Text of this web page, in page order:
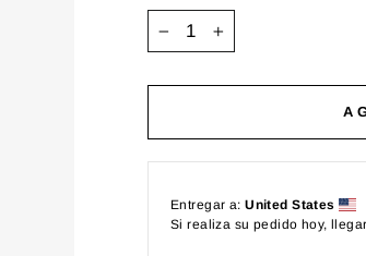
Entregar a:United States
Si realiza su pedido hoy,